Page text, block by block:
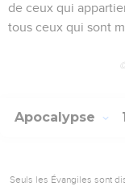
de ceux qui
tous ceux qui sont
Apocalypse
Seuls les Évangiles sont